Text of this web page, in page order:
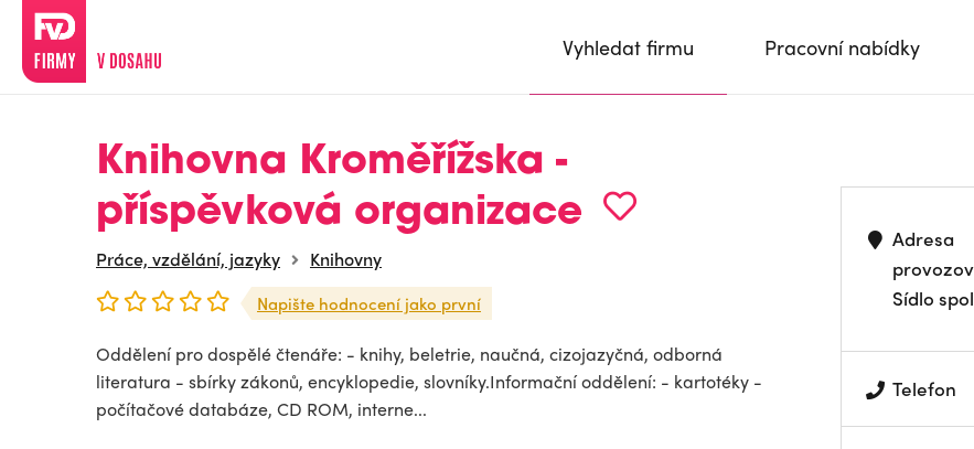
Vyhledat firmu Pracovní nabídky
Knihovna Kroměřížska -
příspěvková organizace
Práce, vzdělání, jazyky Knihovny
Napište hodnocení jako první
Oddělení pro dospělé čtenáře: - knihy, beletrie, naučná, cizojazyčná, odborná
literatura - sbírky zákonů, encyklopedie, slovníky.Informační oddělení: - kartotéky -
počítačové databáze, CD ROM, interne...
Adresa
Sídlo
Telefon